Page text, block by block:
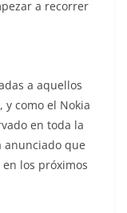
a recorrer
a aquellos
como el Nokia
en toda la
anunciado que
los próximos